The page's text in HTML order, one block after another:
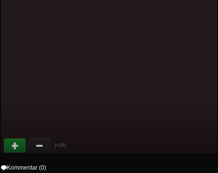
(+26)
Kommentar (0)